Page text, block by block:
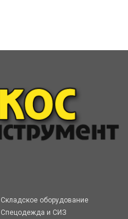
Складское оборудование
Спецодежда и СИЗ